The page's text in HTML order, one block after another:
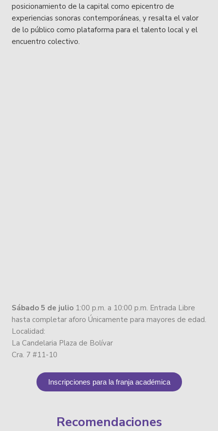
Sábado 5 de julio 1:00 p.m. a 10:00 p.m. Entrada Libre
hasta completar aforo Únicamente para mayores de edad.
Localidad:
La Candelaria Plaza de Bolívar
Cra. 7 #11-10
Inscripciones para la franja académica
posicionamiento de la capital como epicentro de
experiencias sonoras contemporáneas, y resalta el valor
de lo público como plataforma para el talento local y el
encuentro colectivo.
Recomendaciones